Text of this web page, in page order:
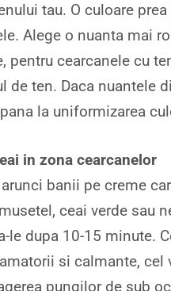
tau. O culoare
Alege o nuanta mai
pentru cearcanele cu
de ten. Daca nuantele
la uniformizarea
in zona cearcanelor
banii pe creme
ceai verde sau
le dupa 10-15 minute.
si calmante, cel
pungilor de sub